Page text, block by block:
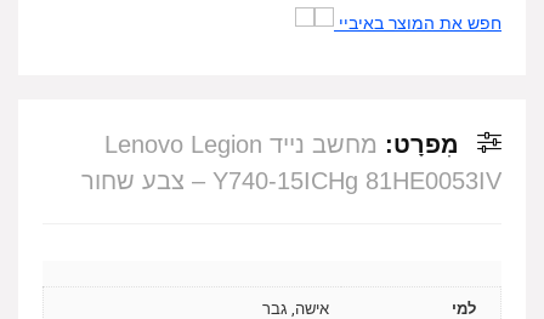
חפש את המוצר באיביי
מִפרָט:
מחשב נייד Lenovo Legion
Y740-15ICHg 81HE0053IV – צבע שחור
למי אישה, גבר